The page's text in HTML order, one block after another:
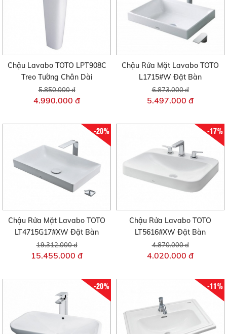
Chậu Lavabo TOTO LPT908C
Treo Tường Chân Dài
5.850.000 đ
4.990.000 đ
Chậu Rửa Mặt Lavabo TOTO
L1715#W Đặt Bàn
6.873.000 đ
5.497.000 đ
-20%
Chậu Rửa Mặt Lavabo TOTO
LT4715G17#XW Đặt Bàn
19.312.000 đ
15.455.000 đ
-17%
Chậu Rửa Lavabo TOTO
LT5616#XW Đặt Bàn
4.870.000 đ
4.020.000 đ
-20% -11%